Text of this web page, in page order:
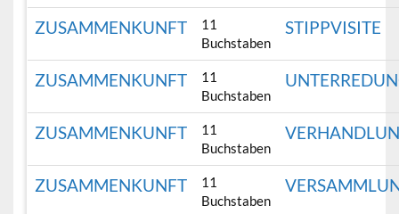
ZUSAMMENKUNFT
11
Buchstaben
STIPPVISITE
ZUSAMMENKUNFT
11
Buchstaben
ZUSAMMENKUNFT
11
Buchstaben
ZUSAMMENKUNFT
11
Buchstaben